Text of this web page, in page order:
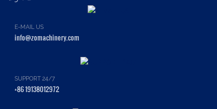
E-MAIL US
info@zomachinery.com
SUPPORT 24/7
+86 19138012972